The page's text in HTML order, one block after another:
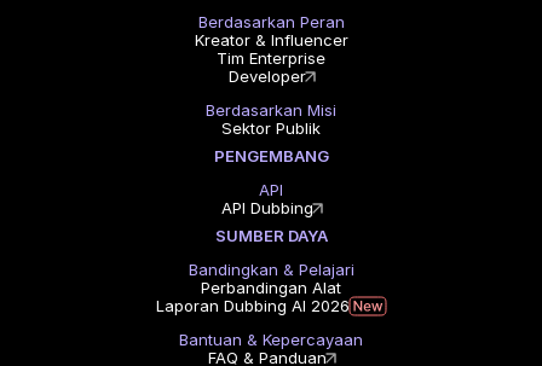
Berdasarkan Peran
Kreator & Influencer
Tim Enterprise
Developer
Berdasarkan Misi
Sektor Publik
PENGEMBANG
API
API Dubbing
SUMBER DAYA
Bandingkan & Pelajari
Perbandingan Alat
Laporan Dubbing AI 2026
Bantuan & Kepercayaan
FAQ & Panduan